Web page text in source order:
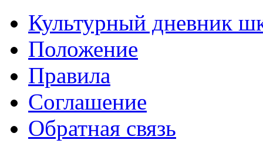
Культурный дневник
Положение
Правила
Соглашение
Обратная связь